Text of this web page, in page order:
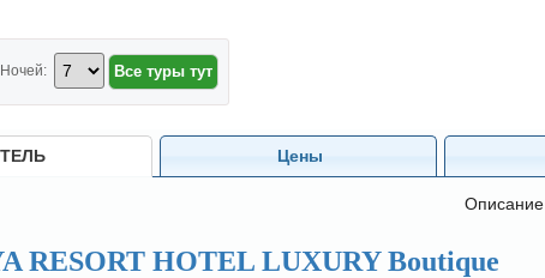
Ночей:
Цены
RESORT HOTEL LUXURY Boutique